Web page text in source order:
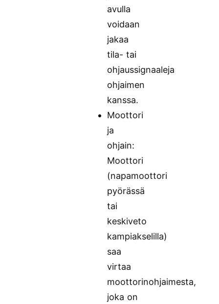
avulla
voidaan
jakaa
tila- tai
ohjaussignaaleja
ohjaimen
kanssa.
Moottori
ja
ohjain:
Moottori
(napamoottori
pyörässä
tai
keskiveto
kampiakselilla)
saa
virtaa
moottorinohjaimesta,
joka on